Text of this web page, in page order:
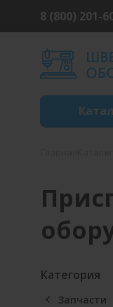
8 (800) 201-
Категория
Запчасти